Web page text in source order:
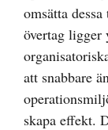
omsätta
övertag ligger
att snabbare
skapa effekt.